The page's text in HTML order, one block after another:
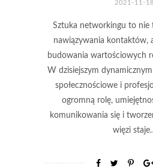
2021-11-18
Sztuka networkingu to nie
nawiązywania kontaktów,
budowania wartościowych
W dzisiejszym
społecznościowe i
ogromną rolę,
komunikowania się i
więzi